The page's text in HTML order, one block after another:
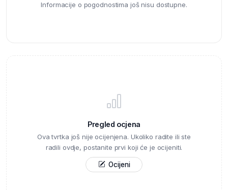
Informacije o pogodnostima još nisu dostupne.
Pregled ocjena
Ova tvrtka još nije ocijenjena. Ukoliko radite ili ste
radili ovdje, postanite prvi koji će je ocijeniti.
Ocijeni